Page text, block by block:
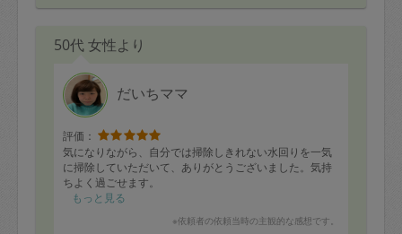
50代 女性より
だいちママ
評価：
気になりながら、自分では掃除しきれない水回りを一気
に掃除していただいて、ありがとうございました。気持
ちよく過ごせます。
もっと見る
※依頼者の依頼当時の主観的な感想です。